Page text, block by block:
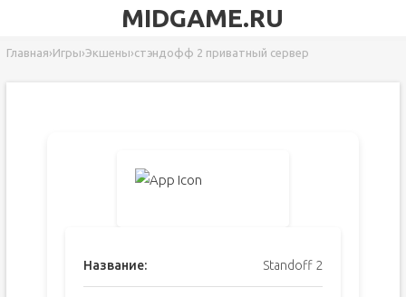
MIDGAME.RU
Главная›Игры›Экшены›стэндофф 2 приватный сервер
Название: Standoff 2